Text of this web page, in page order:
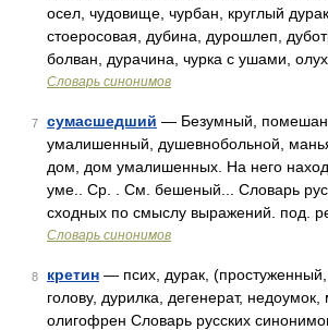
осел, чудовище, чурбан, круглый
стоеросовая, дубина, дурошлеп,
болван, дурачина, чурка с ушами,
Словарь синонимов
7 сумасшедший — Безумный,
умалишенный, душевнобольной,
дом, дом умалишенных. На него
уме.. Ср. . См. бешеный... Словарь
сходных по смыслу выражений. под.
Словарь синонимов
8 кретин — псих, дурак,
голову, дурилка, дегенерат, недоумок,
олигофрен Словарь русских